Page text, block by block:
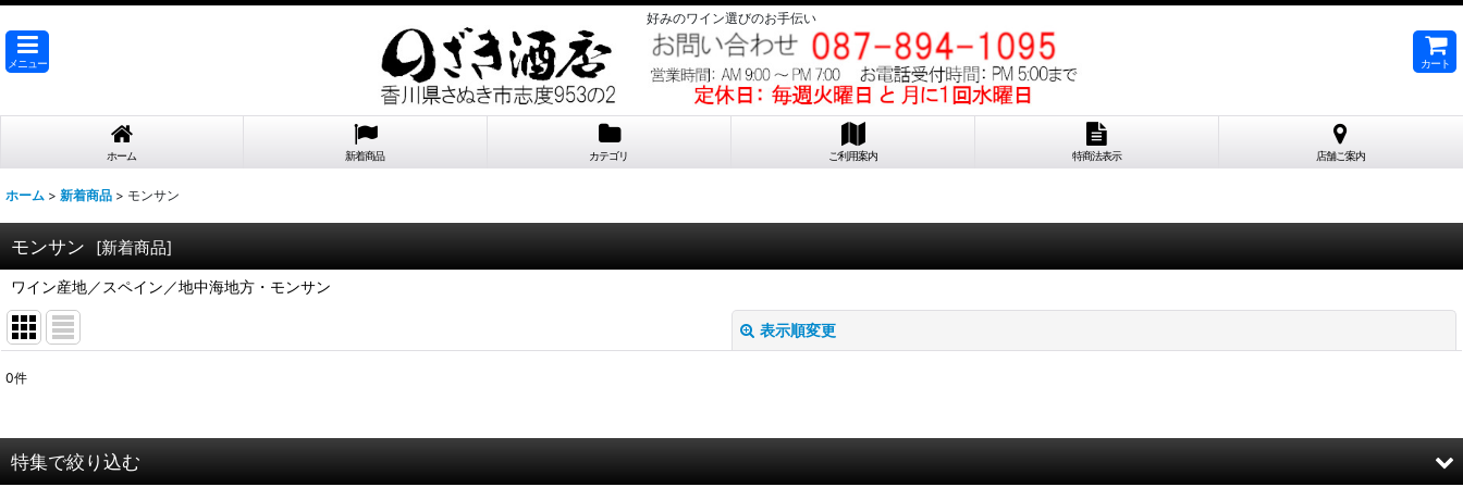
好みのワイン選びのお手伝い
メニュー カート
ホーム 新着商品 カテゴリ ご利用案内 特商法表示 店舗ご案内
ホーム > 新着商品 > モンサン
モンサン [新着商品]
ワイン産地／スペイン／地中海地方・モンサン
表示順変更
在庫あり
0件
特集で絞り込む